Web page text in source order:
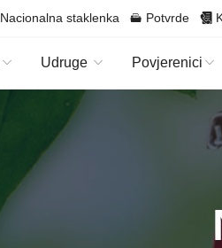
Nacionalna staklenka Potvrde
Udruge Povjerenici